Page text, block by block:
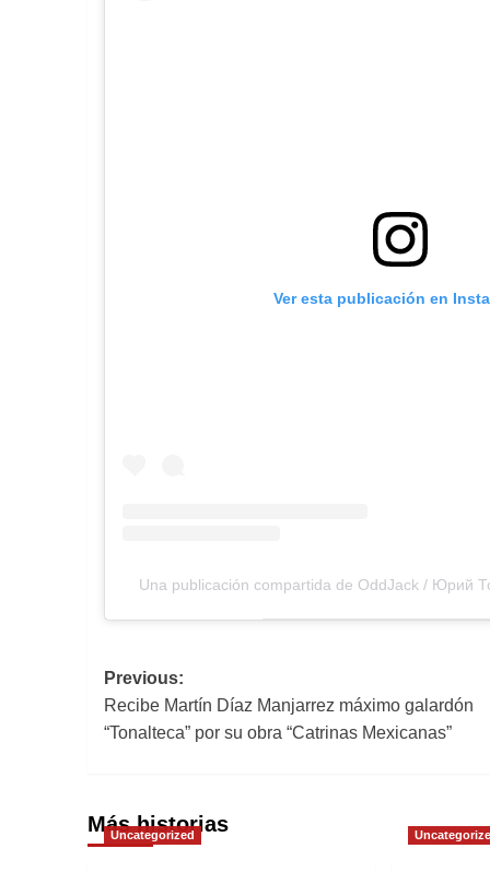
Ver esta publicación en
Una publicación compartida de OddJack / Юрий
Navegación
de
entradas
Previous:
Recibe Martín Díaz Manjarrez máximo galardón
“Tonalteca” por su obra “Catrinas Mexicanas”
Más historias
Uncategorized